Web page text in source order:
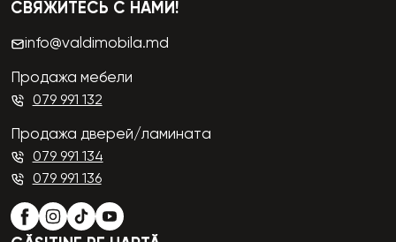
СВЯЖИТЕСЬ С НАМИ!
info@valdimobila.md
Продажа мебели
079 991 132
Продажа дверей/ламината
079 991 134
079 991 136